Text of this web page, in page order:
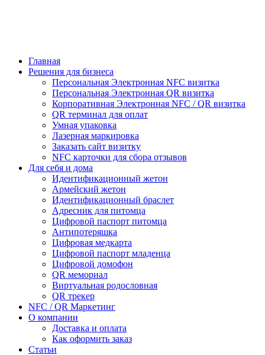
Главная
Решения для бизнеса
Персональная Электронная NFC визитка
Персональная Электронная QR визитка
Корпоративная Электронная NFC / QR визитка
QR терминал для оплат
Умная упаковка
Лазерная маркировка
Заказать сайт визитку
NFC карточки для сбора отзывов
Для себя и дома
Идентификационный жетон
Армейский жетон
Идентификационный браслет
Адресник для питомца
Цифровой паспорт питомца
Антипотеряшка
Цифровая медкарта
Цифровой паспорт младенца
Цифровой домофон
QR мемориал
Виртуальная родословная
QR трекер
NFC / QR Маркетинг
О компании
Доставка и оплата
Как оформить заказ
Статьи